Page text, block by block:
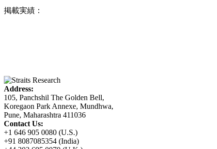
掲載実績：
Address:
105, Panchshil The Golden Bell,
Koregaon Park Annexe, Mundhwa,
Pune, Maharashtra 411036
Contact Us:
+1 646 905 0080 (U.S.)
+91 8087085354 (India)